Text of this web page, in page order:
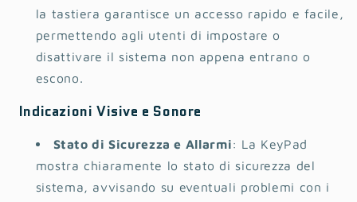
la tastiera garantisce un accesso rapido e facile,
permettendo agli utenti di impostare o
disattivare il sistema non appena entrano o
escono.
Indicazioni Visive e Sonore
Stato di Sicurezza e Allarmi: La KeyPad
mostra chiaramente lo stato di sicurezza del
sistema, avvisando su eventuali problemi con i